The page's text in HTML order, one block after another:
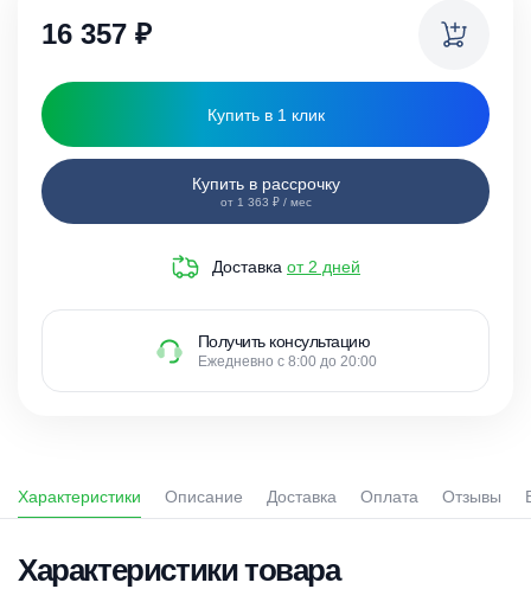
16 357 ₽
Купить в 1 клик
Купить в рассрочку
от 1 363 ₽ / мес
Доставка от 2 дней
Получить консультацию
Ежедневно с 8:00 до 20:00
Характеристики Описание Доставка Оплата Отзывы
Характеристики товара